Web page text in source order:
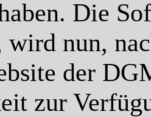
Die
nun,
der
zur